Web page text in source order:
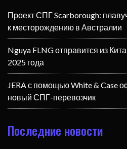
Проект СПГ Scarborough:
к месторождению в Австралии
Nguya FLNG отправится из
2025 года
JERA с помощью White & Case
новый СПГ-перевозчик
Последние новости